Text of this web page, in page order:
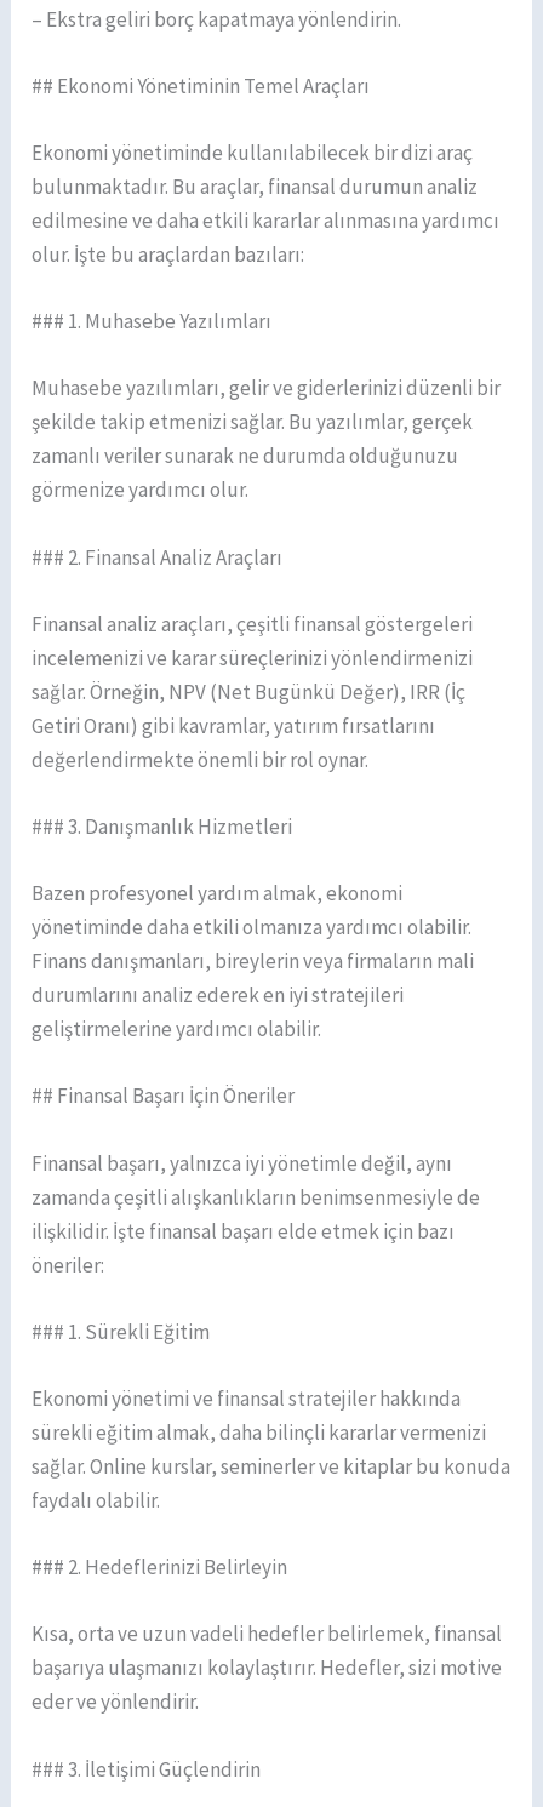
– Ekstra geliri borç kapatmaya yönlendirin.
## Ekonomi Yönetiminin Temel Araçları
Ekonomi yönetiminde kullanılabilecek bir dizi araç
bulunmaktadır. Bu araçlar, finansal durumun analiz
edilmesine ve daha etkili kararlar alınmasına yardımcı
olur. İşte bu araçlardan bazıları:
### 1. Muhasebe Yazılımları
Muhasebe yazılımları, gelir ve giderlerinizi düzenli bir
şekilde takip etmenizi sağlar. Bu yazılımlar, gerçek
zamanlı veriler sunarak ne durumda olduğunuzu
görmenize yardımcı olur.
### 2. Finansal Analiz Araçları
Finansal analiz araçları, çeşitli finansal göstergeleri
incelemenizi ve karar süreçlerinizi yönlendirmenizi
sağlar. Örneğin, NPV (Net Bugünkü Değer), IRR (İç
Getiri Oranı) gibi kavramlar, yatırım fırsatlarını
değerlendirmekte önemli bir rol oynar.
### 3. Danışmanlık Hizmetleri
Bazen profesyonel yardım almak, ekonomi
yönetiminde daha etkili olmanıza yardımcı olabilir.
Finans danışmanları, bireylerin veya firmaların mali
durumlarını analiz ederek en iyi stratejileri
geliştirmelerine yardımcı olabilir.
## Finansal Başarı İçin Öneriler
Finansal başarı, yalnızca iyi yönetimle değil, aynı
zamanda çeşitli alışkanlıkların benimsenmesiyle de
ilişkilidir. İşte finansal başarı elde etmek için bazı
öneriler:
### 1. Sürekli Eğitim
Ekonomi yönetimi ve finansal stratejiler hakkında
sürekli eğitim almak, daha bilinçli kararlar vermenizi
sağlar. Online kurslar, seminerler ve kitaplar bu konuda
faydalı olabilir.
### 2. Hedeflerinizi Belirleyin
Kısa, orta ve uzun vadeli hedefler belirlemek, finansal
başarıya ulaşmanızı kolaylaştırır. Hedefler, sizi motive
eder ve yönlendirir.
### 3. İletişimi Güçlendirin